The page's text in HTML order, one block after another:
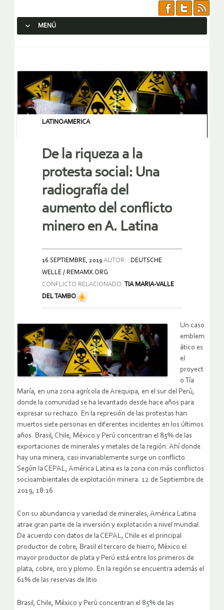
MENÚ
LATINOAMERICA
De la riqueza a la
protesta social: Una
radiografía del
aumento del conflicto
minero en A. Latina
16 SEPTIEMBRE, 2019 AUTOR:
DEUTSCHE
WELLE / REMAMX.ORG
CONFLICTO RELACIONADO:
TIA MARIA-VALLE
DEL TAMBO
Un caso
emblem
ático es
el
proyect
o Tía
María, en una zona agrícola de Arequipa, en el sur del Perú,
donde la comunidad se ha levantado desde hace años para
expresar su rechazo. En la represión de las protestas han
muertos siete personas en diferentes incidentes en los últimos
años. Brasil, Chile, México y Perú concentran el 85% de las
exportaciones de minerales y metales de la región. Ahí donde
hay una minera, casi invariablemente surge un conflicto.
Según la CEPAL, América Latina es la zona con más conflictos
socioambientales de explotación minera. 12 de Septiembre de
2019, 18:16
Con su abundancia y variedad de minerales, América Latina
atrae gran parte de la inversión y explotación a nivel mundial.
De acuerdo con datos de la CEPAL, Chile es el principal
productor de cobre, Brasil el tercero de hierro, México el
mayor productor de plata y Perú está entre los primeros de
plata, cobre, oro y plomo. En la región se encuentra además el
61% de las reservas de litio.
Brasil, Chile, México y Perú concentran el 85% de las